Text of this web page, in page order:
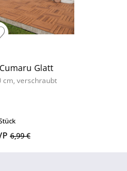
Glatt
cm, verschraubt
6,99 €